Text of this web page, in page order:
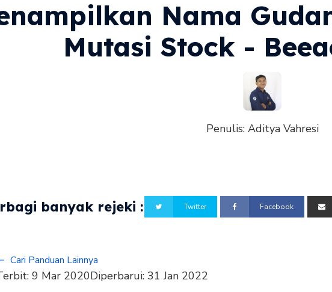
Nama
Mutasi Stock -
Penulis: Aditya Vahresi
banyak rejeki : Twitter Facebook
Cari Panduan Lainnya
9 Mar 2020Diperbarui: 31 Jan 2022